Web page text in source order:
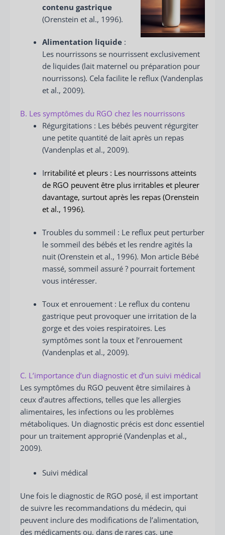
contenu gastrique
(Orenstein et al., 1996).
Alimentation liquide:
Les nourrissons se nourrissent exclusivement
de liquides (lait maternel ou préparation pour
nourrissons). Cela facilite le reflux (Vandenplas
et al., 2009).
B. Les symptômes du RGO chez les nourrissons
Régurgitations : Les bébés peuvent régurgiter
une petite quantité de lait après un repas
(Vandenplas et al., 2009).
Irritabilité et pleurs : Les nourrissons atteints
de RGO peuvent être plus irritables et pleurer
davantage, surtout après les repas (Orenstein
et al., 1996).
Troubles du sommeil : Le reflux peut perturber
le sommeil des bébés et les rendre agités la
nuit (Orenstein et al., 1996). Mon article Bébé
massé, sommeil assuré ? pourrait fortement
vous intéresser.
Toux et enrouement : Le reflux du contenu
gastrique peut provoquer une irritation de la
gorge et des voies respiratoires. Les
symptômes sont la toux et l’enrouement
(Vandenplas et al., 2009).
C. L’importance d’un diagnostic et d’un suivi médical
Les symptômes du RGO peuvent être similaires à
ceux d’autres affections, telles que les allergies
alimentaires, les infections ou les problèmes
métaboliques. Un diagnostic précis est donc essentiel
pour un traitement approprié (Vandenplas et al.,
2009).
Suivi médical
Une fois le diagnostic de RGO posé, il est important
de suivre les recommandations du médecin, qui
peuvent inclure des modifications de l’alimentation,
des médicaments ou, dans de rares cas, une